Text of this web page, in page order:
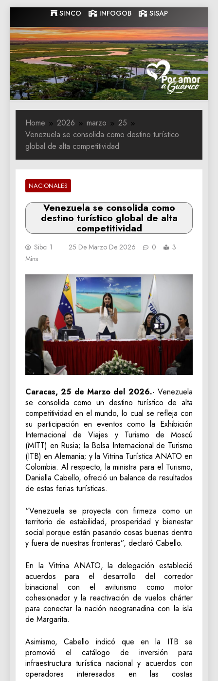
to
content
SINCO INFOGOB SISAP
Gobernacion
de Guarico
Gobernacion de Guarico
Home 2026 marzo
25
Venezuela se consolida como destino turístico
global de alta competitividad
NACIONALES
Venezuela se consolida como
destino turístico global de alta
competitividad
Sibci 1 25 De Marzo De 2026 0
3
Mins
Caracas, 25 de Marzo del 2026.- Venezuela
se consolida como un destino turístico de alta
competitividad en el mundo, lo cual se refleja con
su participación en eventos como la Exhibición
Internacional de Viajes y Turismo de Moscú
(MITT) en Rusia; la Bolsa Internacional de Turismo
(ITB) en Alemania; y la Vitrina Turística ANATO en
Colombia. Al respecto, la ministra para el Turismo,
Daniella Cabello, ofreció un balance de resultados
de estas ferias turísticas.
“Venezuela se proyecta con firmeza como un
territorio de estabilidad, prosperidad y bienestar
social porque están pasando cosas buenas dentro
y fuera de nuestras fronteras”, declaró Cabello.
En la Vitrina ANATO, la delegación estableció
acuerdos para el desarrollo del corredor
binacional con el aviturismo como motor
cohesionador y la reactivación de vuelos chárter
para conectar la nación neogranadina con la isla
de Margarita.
Asimismo, Cabello indicó que en la ITB se
promovió el catálogo de inversión para
infraestructura turística nacional y acuerdos con
operadores interesados en las costas